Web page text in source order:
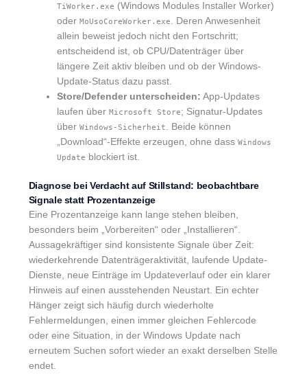
TiWorker.exe (Windows Modules Installer Worker)
oder MoUsoCoreWorker.exe
. Deren Anwesenheit
allein beweist jedoch nicht den Fortschritt;
entscheidend ist, ob CPU/Datenträger über
längere Zeit aktiv bleiben und ob der Windows-
Update-Status dazu passt.
Store/Defender unterscheiden: App-Updates
laufen über Microsoft Store; Signatur-Updates
über Windows-Sicherheit
. Beide können
„Download“-Effekte erzeugen, ohne dass Windows
Update blockiert ist.
Diagnose bei Verdacht auf Stillstand: beobachtbare
Signale statt Prozentanzeige
Eine Prozentanzeige kann lange stehen bleiben,
besonders beim „Vorbereiten“ oder „Installieren“.
Aussagekräftiger sind konsistente Signale über Zeit:
wiederkehrende Datenträgeraktivität, laufende Update-
Dienste, neue Einträge im Updateverlauf oder ein klarer
Hinweis auf einen ausstehenden Neustart. Ein echter
Hänger zeigt sich häufig durch wiederholte
Fehlermeldungen, einen immer gleichen Fehlercode
oder eine Situation, in der Windows Update nach
erneutem Suchen sofort wieder an exakt derselben Stelle
endet.